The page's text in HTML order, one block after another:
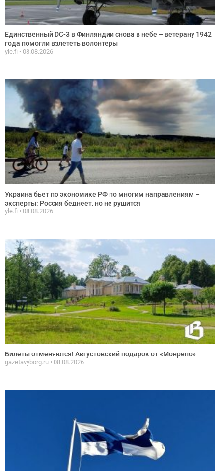
Единственный DC-3 в Финляндии снова в небе – ветерану 1942
года помогли взлететь волонтеры
yle.fi 08.08.2026
Украина бьет по экономике РФ по многим направлениям –
эксперты: Россия беднеет, но не рушится
yle.fi 08.08.2026
Билеты отменяются! Августовский подарок от «Монрепо»
gazetavyborg.ru 08.08.2026